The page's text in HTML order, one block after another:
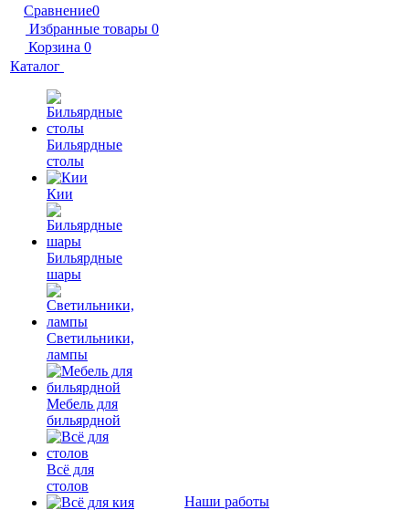
Сравнение0
Избранные товары 0
Корзина 0
Каталог
Бильярдные
столы
Кии
Бильярдные
шары
Светильники,
лампы
Мебель для
бильярдной
Всё для
столов
Наши работы